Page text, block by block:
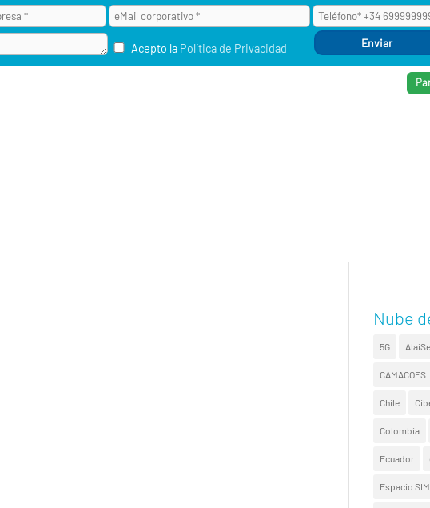
Acepto la Política de Privacidad
Nube
5G
CAMACOES
Chile
Colombia
Ecuador
Espacio